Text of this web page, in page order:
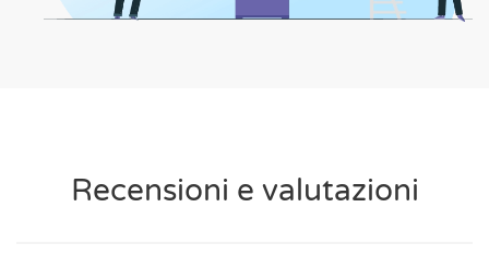
Recensioni e valutazioni